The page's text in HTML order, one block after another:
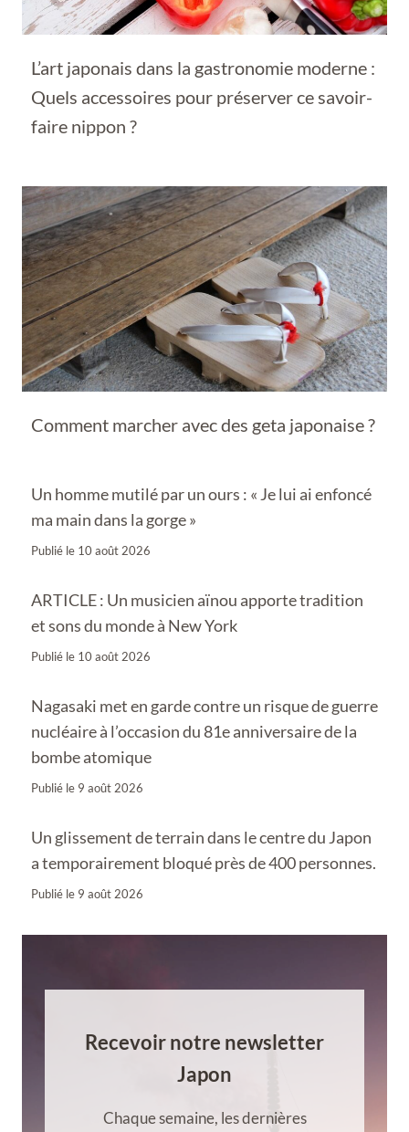
L’art japonais dans la gastronomie moderne :
Quels accessoires pour préserver ce savoir-
faire nippon ?
Comment marcher avec des geta japonaise ?
Un homme mutilé par un ours : « Je lui ai enfoncé
ma main dans la gorge »
Publié le 10 août 2026
ARTICLE : Un musicien aïnou apporte tradition
et sons du monde à New York
Publié le 10 août 2026
Nagasaki met en garde contre un risque de guerre
nucléaire à l’occasion du 81e anniversaire de la
bombe atomique
Publié le 9 août 2026
Un glissement de terrain dans le centre du Japon
a temporairement bloqué près de 400 personnes.
Publié le 9 août 2026
Recevoir notre newsletter
Japon
Chaque semaine, les dernières